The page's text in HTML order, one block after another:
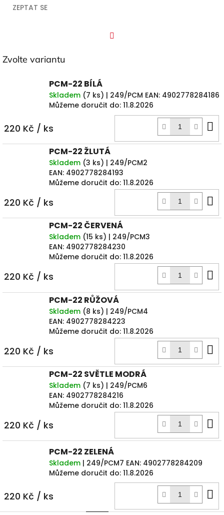
ZEPTAT SE
Zvolte variantu
PCM-22 BÍLÁ
Skladem (7 ks) | 249/PCM EAN: 4902778284186
Můžeme doručit do: 11.8.2026
220 Kč / ks
PCM-22 ŽLUTÁ
Skladem (3 ks) | 249/PCM2
EAN: 4902778284193
Můžeme doručit do: 11.8.2026
220 Kč / ks
PCM-22 ČERVENÁ
Skladem (15 ks) | 249/PCM3
EAN: 4902778284230
Můžeme doručit do: 11.8.2026
220 Kč / ks
PCM-22 RŮŽOVÁ
Skladem (8 ks) | 249/PCM4
EAN: 4902778284223
Můžeme doručit do: 11.8.2026
220 Kč / ks
PCM-22 SVĚTLE MODRÁ
Skladem (7 ks) | 249/PCM6
EAN: 4902778284216
Můžeme doručit do: 11.8.2026
220 Kč / ks
PCM-22 ZELENÁ
Skladem | 249/PCM7 EAN: 4902778284209
Můžeme doručit do: 11.8.2026
220 Kč / ks